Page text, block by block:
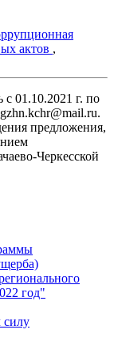
актов ,
01.10.2021 г. по
предложения,
Черкесской
год"